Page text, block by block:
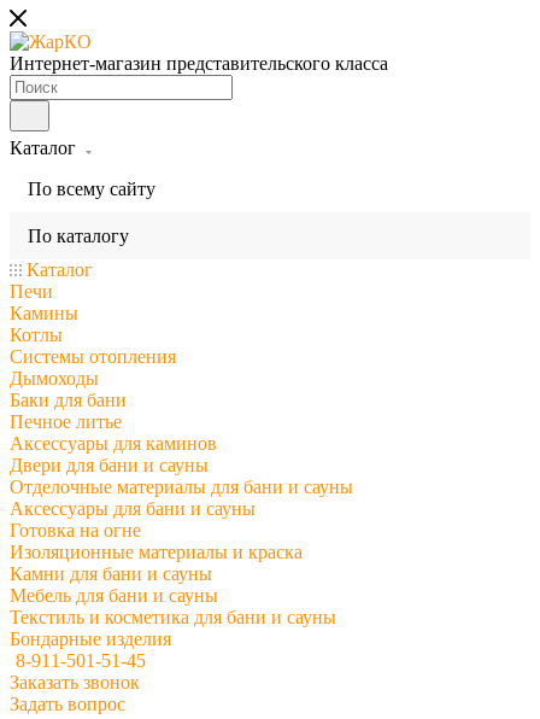
Интернет-магазин представительского класса
Каталог
По всему сайту
По каталогу
Каталог
Печи
Камины
Котлы
Системы отопления
Дымоходы
Баки для бани
Печное литье
Аксессуары для каминов
Двери для бани и сауны
Отделочные материалы для бани и сауны
Аксессуары для бани и сауны
Готовка на огне
Изоляционные материалы и краска
Камни для бани и сауны
Мебель для бани и сауны
Текстиль и косметика для бани и сауны
Бондарные изделия
8-911-501-51-45
Заказать звонок
Задать вопрос